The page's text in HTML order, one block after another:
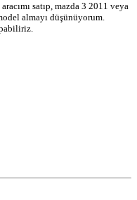
satıp, mazda 3 2011 veya
almayı düşünüyorum.